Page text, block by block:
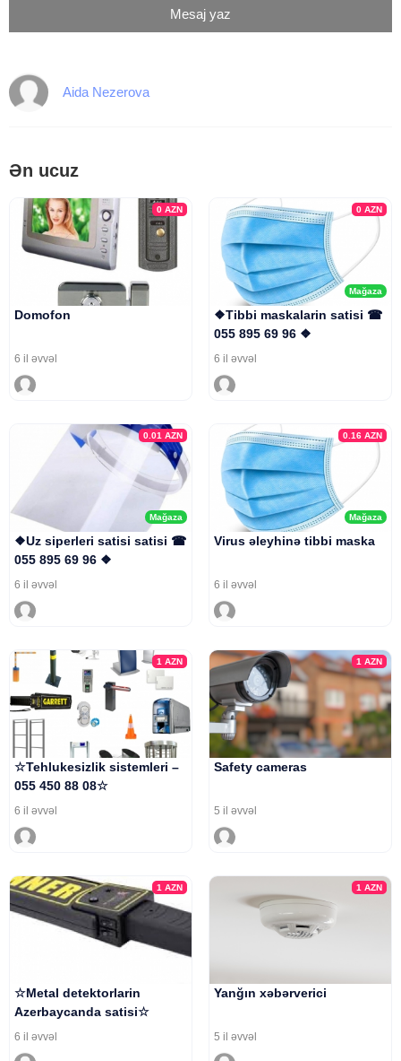
Mesaj yaz
Aida Nezerova
Ən ucuz
0AZN
Domofon
6 il əvvəl
Mağaza
0 AZN
❖Tibbi maskalarin satisi ☎
055 895 69 96 ❖
6 il əvvəl
Mağaza
0.01AZN
❖Uz siperleri satisi satisi ☎
055 895 69 96 ❖
6 il əvvəl
Mağaza
0.16 AZN
Virus əleyhinə tibbi maska
6 il əvvəl
1AZN
☆Tehlukesizlik sistemleri –
055 450 88 08☆
6 il əvvəl
1 AZN
Safety cameras
5 il əvvəl
1AZN
☆Metal detektorlarin
Azerbaycanda satisi☆
6 il əvvəl
1 AZN
Yanğın xəbərverici
5 il əvvəl